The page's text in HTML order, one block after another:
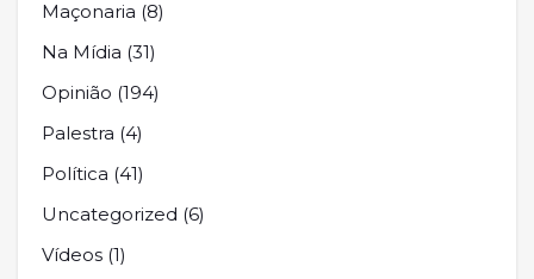
Maçonaria (8)
Na Mídia (31)
Opinião (194)
Palestra (4)
Política (41)
Uncategorized (6)
Vídeos (1)